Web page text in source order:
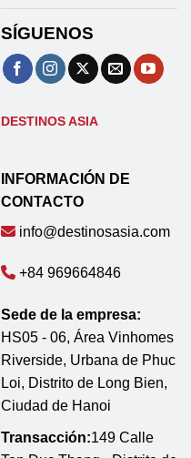
SÍGUENOS
DESTINOS ASIA
INFORMACIÓN DE
CONTACTO
info@destinosasia.com
+84 969664846
Sede de la empresa:
HS05 - 06, Área Vinhomes
Riverside, Urbana de Phuc
Loi, Distrito de Long Bien,
Ciudad de Hanoi
Transacción:149 Calle